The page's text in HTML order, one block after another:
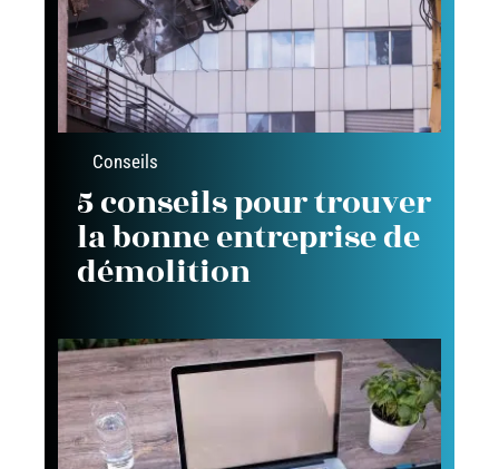
Conseils
5 conseils pour trouver
la bonne entreprise de
démolition